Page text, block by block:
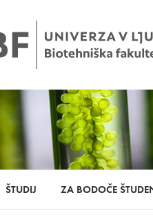
ŠTUDIJ ZA BODOČE